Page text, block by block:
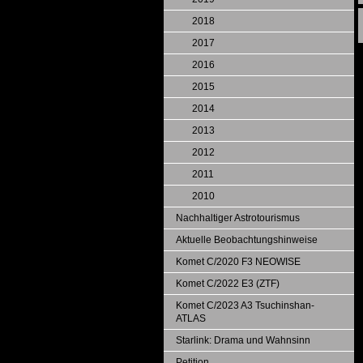
2018
2017
2016
2015
2014
2013
2012
2011
2010
Nachhaltiger Astrotourismus
Aktuelle Beobachtungshinweise
Komet C/2020 F3 NEOWISE
Komet C/2022 E3 (ZTF)
Komet C/2023 A3 Tsuchinshan-
ATLAS
Starlink: Drama und Wahnsinn